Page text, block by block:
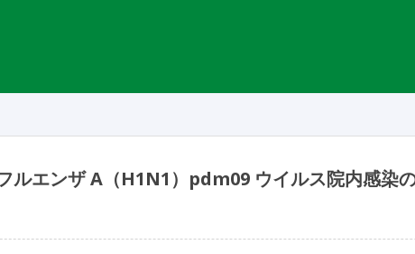
ルエンザ A（H1N1）pdm09 ウイルス院内感染